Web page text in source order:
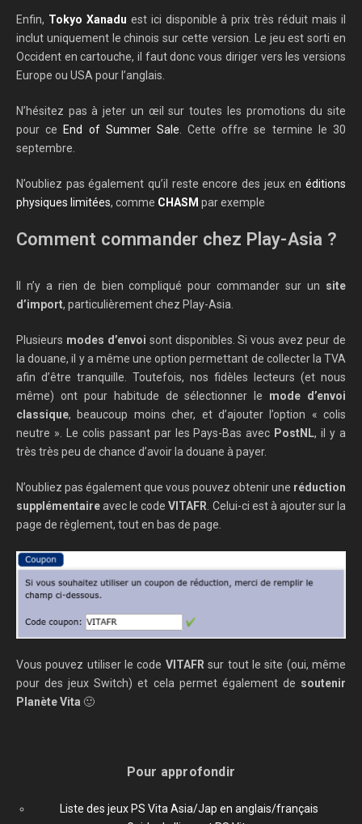
Enfin, Tokyo Xanadu est ici disponible à prix très réduit mais il
inclut uniquement le chinois sur cette version. Le jeu est sorti en
Occident en cartouche, il faut donc vous diriger vers les versions
Europe ou USA pour l’anglais.
N’hésitez pas à jeter un œil sur toutes les promotions du site
pour ce
End of Summer Sale . Cette offre se termine le 30
septembre.
N’oubliez pas également qu’il reste encore des jeux en éditions
physiques limitées, comme CHASM par exemple
Comment commander chez Play-Asia ?
Il n’y a rien de bien compliqué pour commander sur un site
d’import, particulièrement chez Play-Asia.
Plusieurs modes d’envoi sont disponibles. Si vous avez peur de
la douane, il y a même une option permettant de collecter la TVA
afin d’être tranquille. Toutefois, nos fidèles lecteurs (et nous
même) ont pour habitude de sélectionner le mode d’envoi
classique, beaucoup moins cher, et d’ajouter l’option « colis
neutre ». Le colis passant par les Pays-Bas avec PostNL, il y a
très très peu de chance d’avoir la douane à payer.
N’oubliez pas également que vous pouvez obtenir une réduction
supplémentaireavec le codeVITAFR . Celui-ci est à ajouter sur la
page de règlement, tout en bas de page.
Vous pouvez utiliser le code VITAFR sur tout le site (oui, même
pour des jeux Switch) et cela permet également de soutenir
Planète Vita 🙂
Pour approfondir
Liste des jeux PS Vita Asia/Jap en anglais/français